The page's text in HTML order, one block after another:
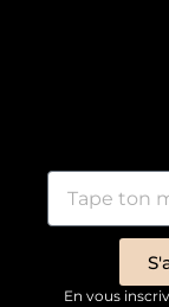
En vous